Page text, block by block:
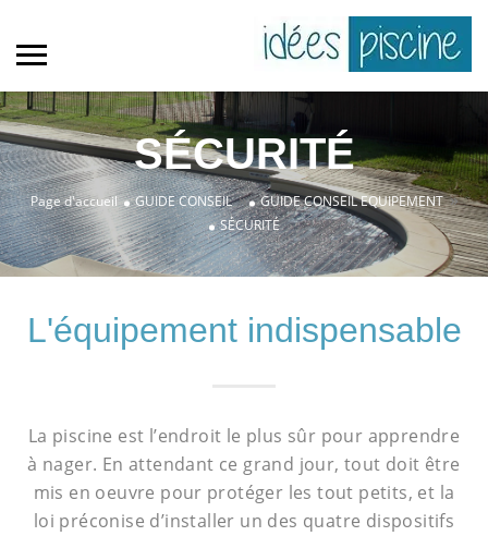
SÉCURITÉ
Page d'accueil GUIDE CONSEIL» GUIDE CONSEIL EQUIPEMENT»
SÉCURITÉ
L'équipement indispensable
La piscine est l’endroit le plus sûr pour apprendre
à nager. En attendant ce grand jour, tout doit être
mis en oeuvre pour protéger les tout petits, et la
loi préconise d’installer un des quatre dispositifs